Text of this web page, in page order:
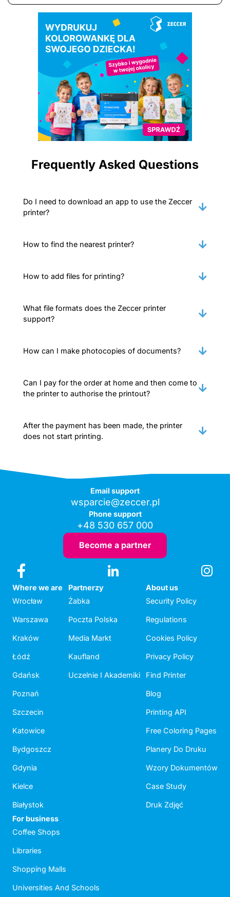
Frequently Asked Questions
Do I need to download an app to use the Zeccer
printer?
How to find the nearest printer?
How to add files for printing?
What file formats does the Zeccer printer
support?
How can I make photocopies of documents?
Can I pay for the order at home and then come to
the printer to authorise the printout?
After the payment has been made, the printer
does not start printing.
Email support
wsparcie@zeccer.pl
Phone support
+48 530 657 000
Become a partner
Where we are
Wrocław
Warszawa
Kraków
Łódź
Gdańsk
Poznań
Szczecin
Katowice
Bydgoszcz
Gdynia
Kielce
Białystok
Partnerzy
Żabka
Poczta Polska
Media Markt
Kaufland
Uczelnie I Akademiki
About us
Security Policy
Regulations
Cookies Policy
Privacy Policy
Find Printer
Blog
Printing API
Free Coloring Pages
Planery Do Druku
Wzory Dokumentów
Case Study
Druk Zdjęć
For business
Coffee Shops
Libraries
Shopping Malls
Universities And Schools